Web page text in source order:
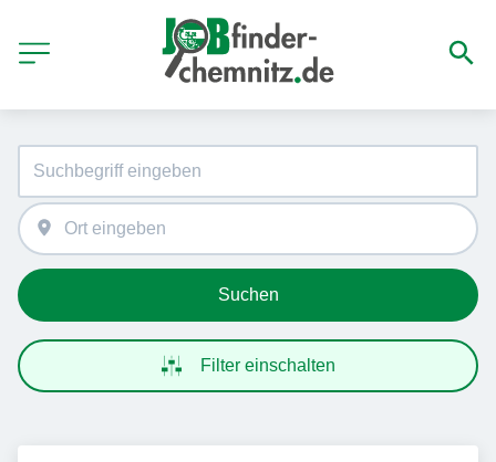
Suchen
Filter einschalten